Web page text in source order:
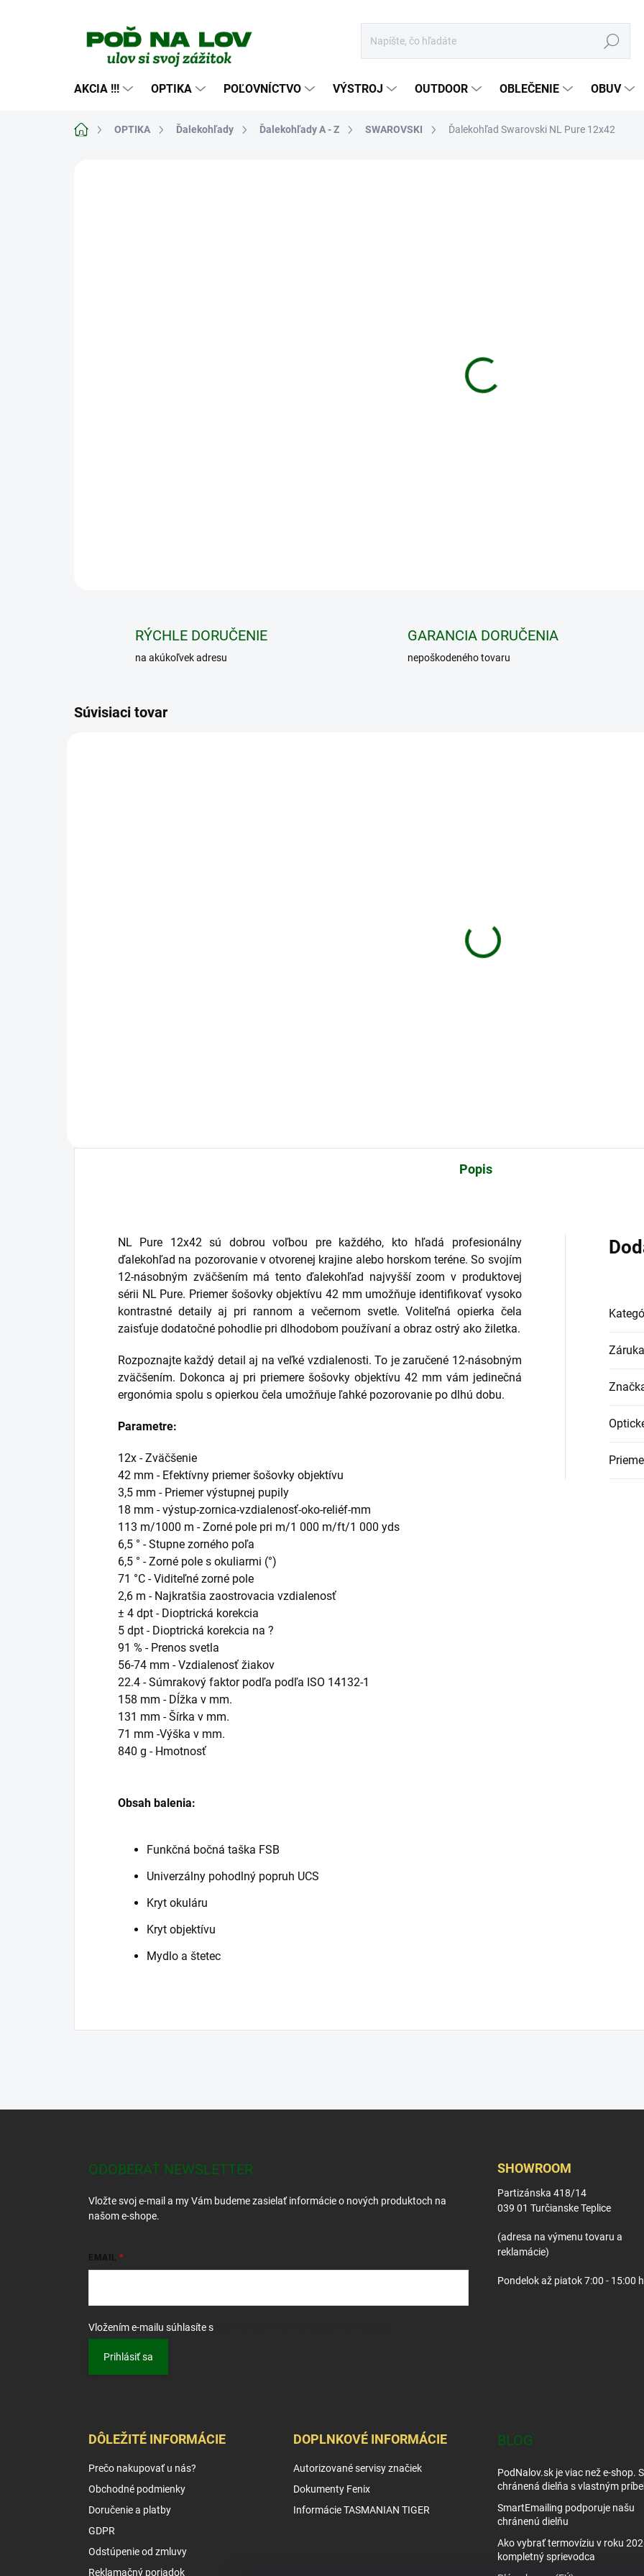
Hľadať
AKCIA !!! OPTIKA POĽOVNÍCTVO VÝSTROJ OUTDOOR OBLEČENIE OBUV
DomovOPTIKA Ďalekohľady Ďalekohľady A - Z SWAROVSKI Ďalekohľad Swarovski NL Pure 12x42
RÝCHLE DORUČENIE
na akúkoľvek adresu
GARANCIA DORUČENIA
nepoškodeného tovaru
Súvisiaci tovar
Popis
NL Pure 12x42 sú dobrou voľbou pre každého, kto hľadá profesionálny
ďalekohľad na pozorovanie v otvorenej krajine alebo horskom teréne. So svojím
12-násobným zväčšením má tento ďalekohľad najvyšší zoom v produktovej
sérii NL Pure. Priemer šošovky objektívu 42 mm umožňuje identifikovať vysoko
kontrastné detaily aj pri rannom a večernom svetle. Voliteľná opierka čela
zaisťuje dodatočné pohodlie pri dlhodobom používaní a obraz ostrý ako žiletka.
Rozpoznajte každý detail aj na veľké vzdialenosti. To je zaručené 12-násobným
zväčšením. Dokonca aj pri priemere šošovky objektívu 42 mm vám jedinečná
ergonómia spolu s opierkou čela umožňuje ľahké pozorovanie po dlhú dobu.
Parametre:
12x -Zväčšenie
42 mm - Efektívny priemer šošovky objektívu
3,5 mm - Priemer výstupnej pupily
18 mm -výstup-zornica-vzdialenosť-oko-reliéf-mm
113 m/1000 m -Zorné pole pri m/1 000 m/ft/1 000 yds
6,5 ° -Stupne zorného poľa
6,5 ° -Zorné pole s okuliarmi (°)
71 °C -Viditeľné zorné pole
2,6 m - Najkratšia zaostrovacia vzdialenosť
± 4 dpt - Dioptrická korekcia
5 dpt - Dioptrická korekcia na ?
91 % - Prenos svetla
56-74 mm -Vzdialenosť žiakov
22.4 -Súmrakový faktor podľa podľa ISO 14132-1
158 mm - Dĺžka v mm.
131 mm -Šírka v mm.
71 mm -Výška v mm.
840 g - Hmotnosť
Obsah balenia:
Funkčná bočná taška FSB
Univerzálny pohodlný popruh UCS
Kryt okuláru
Kryt objektívu
Mydlo a štetec
Záruka
ODOBERAŤ NEWSLETTER
Vložte svoj e-mail a my Vám budeme zasielať informácie o nových produktoch na
našom e-shope.
EMAIL
Vložením e-mailu súhlasíte s
Prihlásiť sa
SHOWROOM
Partizánska 418/14
039 01 Turčianske Teplice
(adresa na výmenu tovaru a
reklamácie)
Pondelok až piatok 7:00 - 15:00
DÔLEŽITÉ INFORMÁCIE
Prečo nakupovať u nás?
Obchodné podmienky
Doručenie a platby
GDPR
Odstúpenie od zmluvy
Reklamačný poriadok
DOPLNKOVÉ INFORMÁCIE
Autorizované servisy značiek
Dokumenty Fenix
Informácie TASMANIAN TIGER
BLOG
PodNalov.sk je viac než e-shop.
chránená dielňa s vlastným
SmartEmailing podporuje našu
chránenú dielňu
Ako vybrať termovíziu v roku
kompletný sprievodca